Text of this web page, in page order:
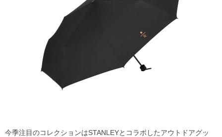
今季注目のコレクションはSTANLEYとコラボしたアウトドアグッ